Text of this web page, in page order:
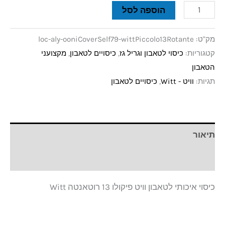
הוספה לסל
מק"ט: loc-aly-ooniCoverSelf79-wittPiccolo13Rotante
קטגוריות: כיסוי לטאבון וגריל גז, כיסויים לטאבון, מקצועני
הטאבון
תגיות: וויט - Witt , כיסויים לטאבון
תיאור
כיסוי איכותי לטאבון וויט פיקולו 13 רוטאנטה Witt